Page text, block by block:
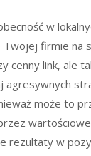
w
Twojej firmie na
cenny link, ale
agresywnych
może to
rezultaty w